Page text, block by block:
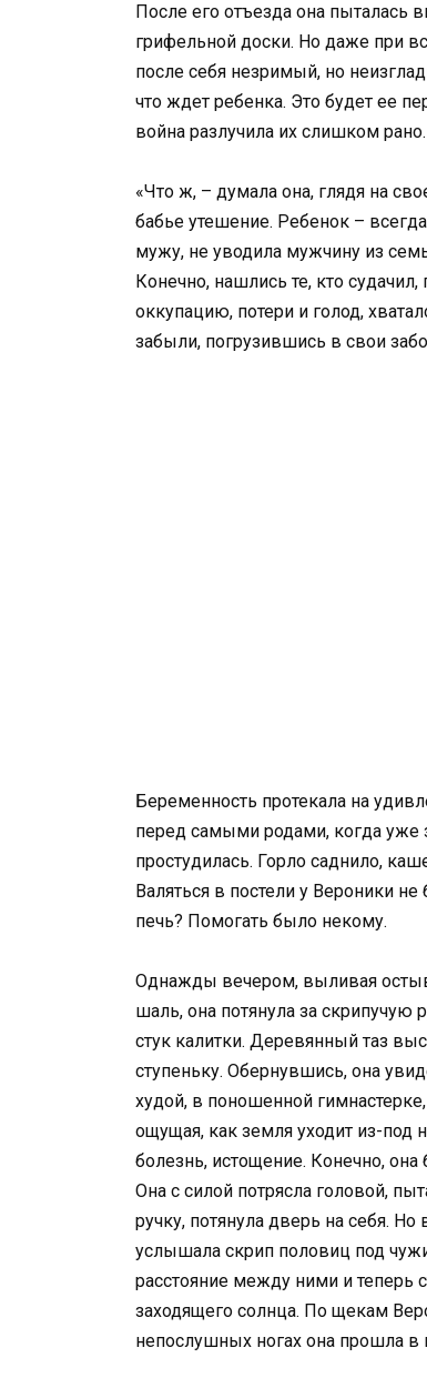
После его отъезда она пыталась
грифельной доски. Но даже при
после себя незримый, но
что ждет ребенка. Это будет ее
война разлучила их слишком рано.
«Что ж, – думала она, глядя на
бабье утешение. Ребенок –
мужу, не уводила мужчину из
Конечно, нашлись те, кто
оккупацию, потери и голод,
забыли, погрузившись в свои
Беременность протекала на
перед самыми родами, когда уже
простудилась. Горло саднило,
Валяться в постели у Вероники
печь? Помогать было некому.
Однажды вечером, выливая
шаль, она потянула за
стук калитки. Деревянный таз
ступеньку. Обернувшись, она
худой, в поношенной
ощущая, как земля уходит из-под
болезнь, истощение. Конечно, она
Она с силой потрясла головой,
ручку, потянула дверь на себя.
услышала скрип половиц под
расстояние между ними и теперь
заходящего солнца. По щекам
непослушных ногах она прошла в